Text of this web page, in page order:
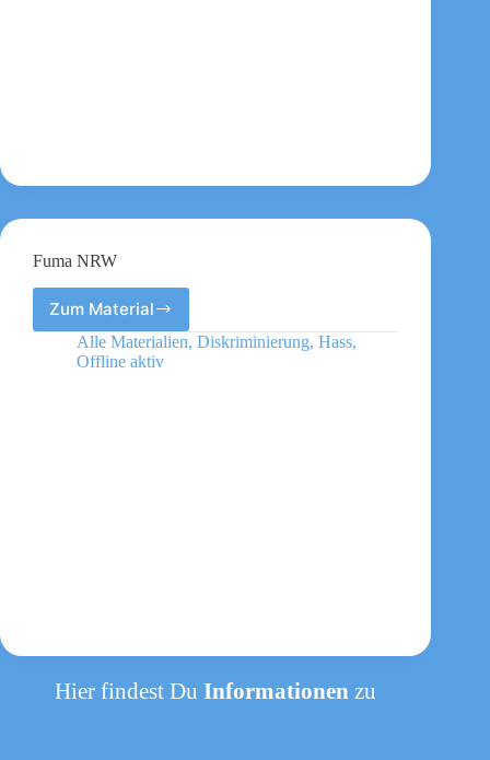
Fuma NRW
Zum Material
Fuma
NRW
Alle Materialien, Diskriminierung, Hass,
Offline aktiv
Hier findest DuInformationenzu